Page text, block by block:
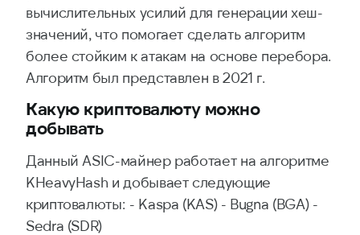
вычислительных усилий для генерации хеш-
значений, что помогает сделать алгоритм
более стойким к атакам на основе перебора.
Алгоритм был представлен в 2021 г.
Какую криптовалюту можно
добывать
Данный ASIC-майнер работает на алгоритме
KHeavyHash и добывает следующие
криптовалюты: - Kaspa (KAS) - Bugna (BGA) -
Sedra (SDR)